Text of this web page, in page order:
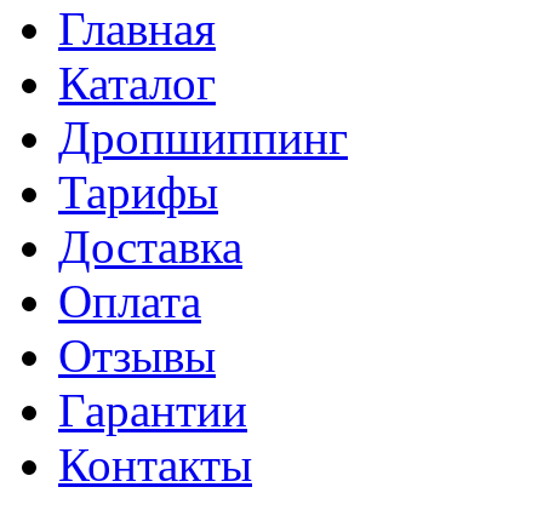
Главная
Каталог
Дропшиппинг
Тарифы
Доставка
Оплата
Отзывы
Гарантии
Контакты